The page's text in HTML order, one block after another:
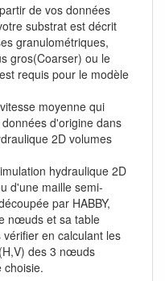
de vos données
substrat est décrit
granulométriques,
gros(Coarser) ou le
requis pour le modèle
moyenne qui
d'origine dans
2D volumes
hydraulique 2D
d'une maille semi-
par HABBY,
nœuds et sa table
en calculant les
des 3 nœuds
choisie.